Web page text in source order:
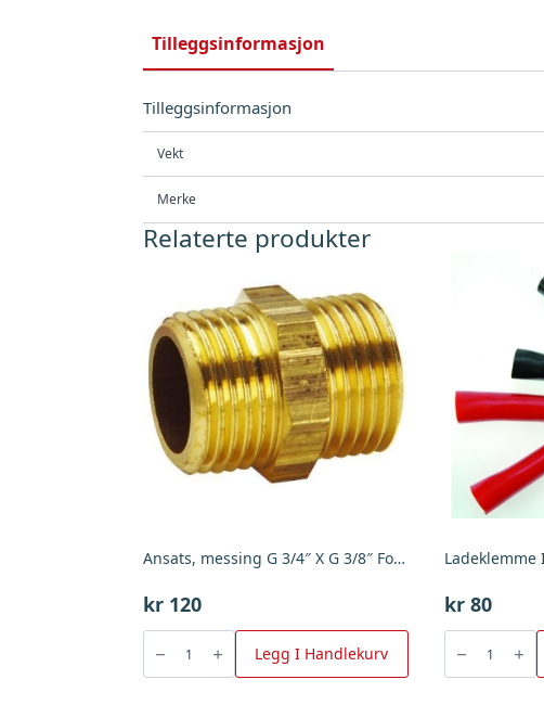
Tilleggsinformasjon
Tilleggsinformasjon
Vekt
Merke
Relaterte produkter
Ansats, messing G 3/4″ X G 3/8″ Forkrommet
kr 120
Ansats,
messing
3/4"
Legg I Handlekurv
kr 80
Ladeklemme
40
Amp